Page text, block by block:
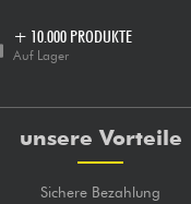
+ 10.000 PRODUKTE
Auf Lager
unsere Vorteile
Sichere Bezahlung